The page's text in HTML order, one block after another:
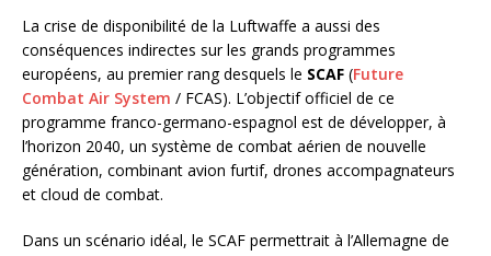
La crise de disponibilité de la Luftwaffe a aussi des
conséquences indirectes sur les grands programmes
européens, au premier rang desquels le SCAF (Future
Combat Air System / FCAS). L’objectif officiel de ce
programme franco-germano-espagnol est de développer, à
l’horizon 2040, un système de combat aérien de nouvelle
génération, combinant avion furtif, drones accompagnateurs
et cloud de combat.
Dans un scénario idéal, le SCAF permettrait à l’Allemagne de